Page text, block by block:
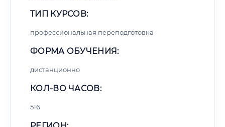
ТИП КУРСОВ:
профессиональная переподготовка
ФОРМА ОБУЧЕНИЯ:
дистанционно
КОЛ-ВО ЧАСОВ:
516